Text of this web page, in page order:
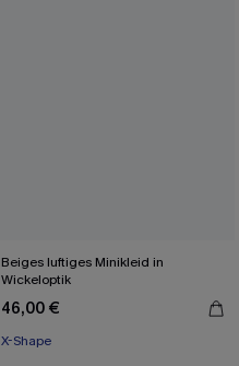
Beiges luftiges Minikleid in
Wickeloptik
46,00 €
X-Shape